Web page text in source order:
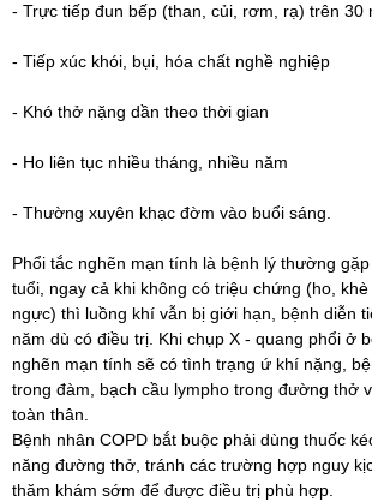
- Trực tiếp đun bếp (than, củi, rơm, rạ) trên 30
- Tiếp xúc khói, bụi, hóa chất nghề nghiệp
- Khó thở nặng dần theo thời gian
- Ho liên tục nhiều tháng, nhiều năm
- Thường xuyên khạc đờm vào buổi sáng.
Phổi tắc nghẽn mạn tính là bệnh lý thường
tuổi, ngay cả khi không có triệu chứng (ho,
ngực) thì luồng khí vẫn bị giới hạn, bệnh diễn
năm dù có điều trị. Khi chụp X - quang phổi ở
nghẽn mạn tính sẽ có tình trạng ứ khí nặng,
trong đàm, bạch cầu lympho trong đường thở
toàn thân.
Bệnh nhân COPD bắt buộc phải dùng thuốc
năng đường thở, tránh các trường hợp nguy
thăm khám sớm để được điều trị phù hợp.